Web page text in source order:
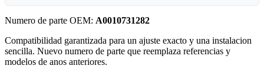
Numero de parte OEM: A0010731282
Compatibilidad garantizada para un ajuste exacto y una instalacion
sencilla. Nuevo numero de parte que reemplaza referencias y
modelos de anos anteriores.